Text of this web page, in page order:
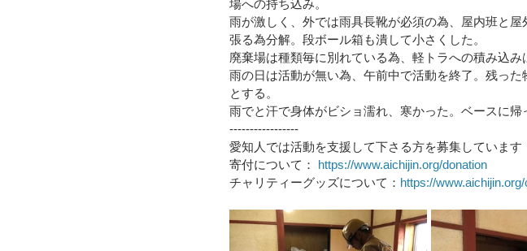
令和元年九州北部豪雨
場への持ち込み。
雨が激しく、外では雨具長靴が必須の為、屋内班と
張る為分解。段ボール箱も潰して小さくした。
廃棄場は種類毎に別れている為、軽トラへの積み込
雨の日は活動が無い為、午前中で活動を終了。残っ
とする。
雨でと汗で身体がビショ濡れ、寒かった。ベースに
-----------------
愛知人では活動を支援して下さる方を募集しています
寄付について： https://www.aichijin.org/donation
チャリティーグッズについて： https://